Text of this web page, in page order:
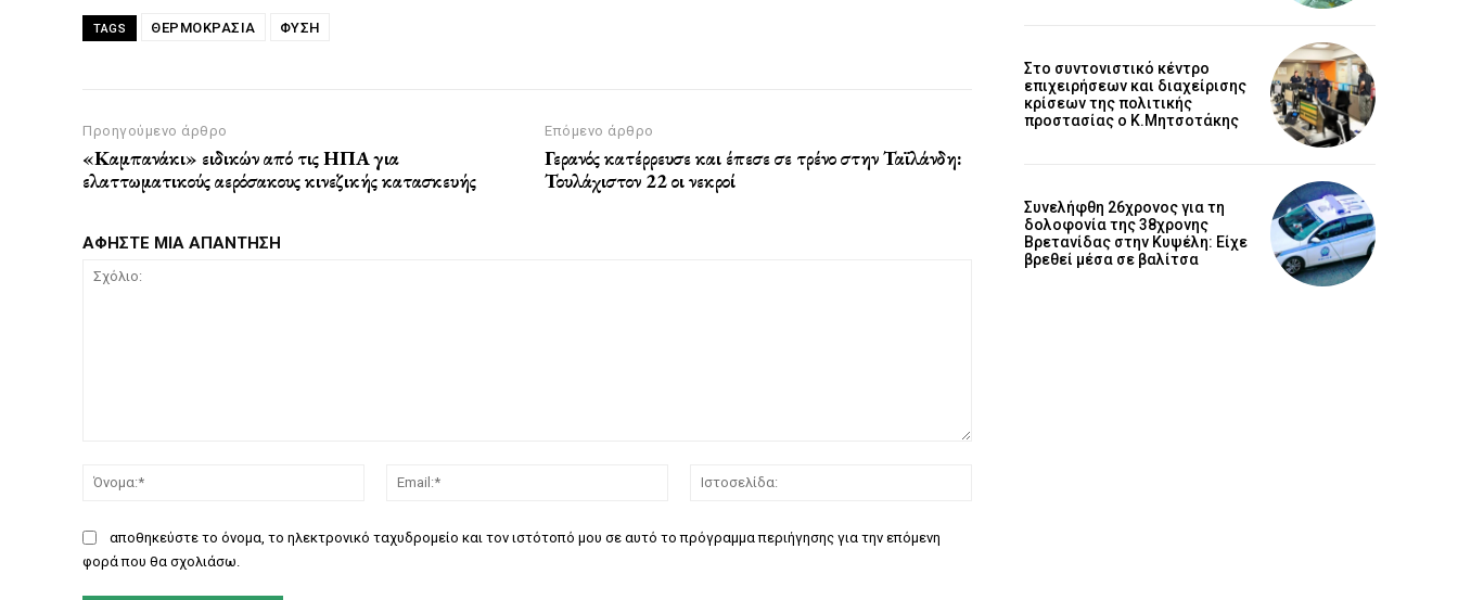
TAGS ΘΕΡΜΟΚΡΑΣΙΑ ΦΥΣΗ
Προηγούμενο άρθρο
«Καμπανάκι» ειδικών από τις ΗΠΑ για
ελαττωματικούς αερόσακους κινεζικής κατασκευής
Επόμενο άρθρο
Γερανός κατέρρευσε και έπεσε σε τρένο στην Ταϊλάνδη:
Τουλάχιστον 22 οι νεκροί
ΑΦΗΣΤΕ ΜΙΑ ΑΠΑΝΤΗΣΗ
Όνομα:*
Email:*
αποθηκεύστε το όνομα, το ηλεκτρονικό ταχυδρομείο και τον ιστότοπό μου σε αυτό το πρόγραμμα περιήγησης για την επόμενη
φορά που θα σχολιάσω.
Στο συντονιστικό κέντρο
επιχειρήσεων και διαχείρισης
κρίσεων της πολιτικής
προστασίας ο Κ.Μητσοτάκης
Συνελήφθη 26χρονος για τη
δολοφονία της 38χρονης
Βρετανίδας στην Κυψέλη: Είχε
βρεθεί μέσα σε βαλίτσα